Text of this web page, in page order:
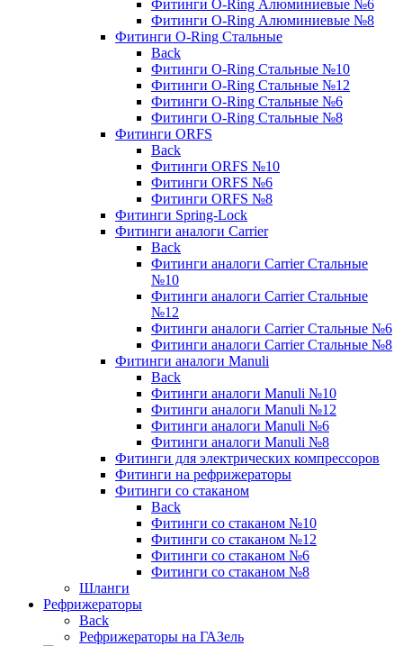
Фитинги O-Ring Алюминиевые №6
Фитинги O-Ring Алюминиевые №8
Фитинги O-Ring Стальные
Back
Фитинги O-Ring Стальные №10
Фитинги O-Ring Стальные №12
Фитинги O-Ring Стальные №6
Фитинги O-Ring Стальные №8
Фитинги ORFS
Back
Фитинги ORFS №10
Фитинги ORFS №6
Фитинги ORFS №8
Фитинги Spring-Lock
Фитинги аналоги Carrier
Back
Фитинги аналоги Carrier Стальные
№10
Фитинги аналоги Carrier Стальные
№12
Фитинги аналоги Carrier Стальные №6
Фитинги аналоги Carrier Стальные №8
Фитинги аналоги Manuli
Back
Фитинги аналоги Manuli №10
Фитинги аналоги Manuli №12
Фитинги аналоги Manuli №6
Фитинги аналоги Manuli №8
Фитинги для электрических компрессоров
Фитинги на рефрижераторы
Фитинги со стаканом
Back
Фитинги со стаканом №10
Фитинги со стаканом №12
Фитинги со стаканом №6
Фитинги со стаканом №8
Шланги
Рефрижераторы
Back
Рефрижераторы на ГАЗель